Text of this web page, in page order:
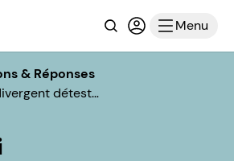
RechercheConnexion
Menu
& Réponses
détest…